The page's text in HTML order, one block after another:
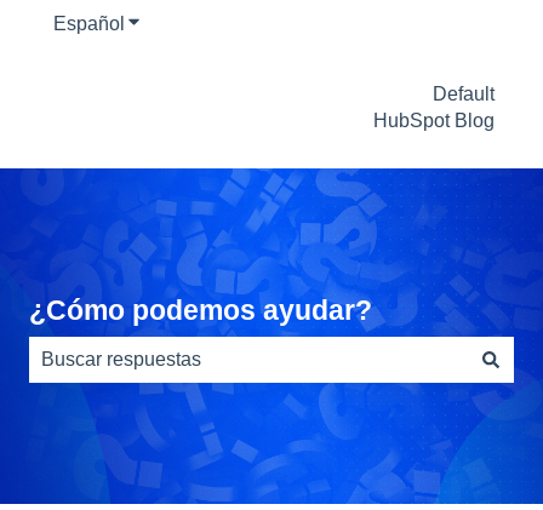
Español Traducciones de Mostrar submenú de
Default
HubSpot Blog
¿Cómo podemos ayudar?
No hay sugerencias porque el campo de búsqueda